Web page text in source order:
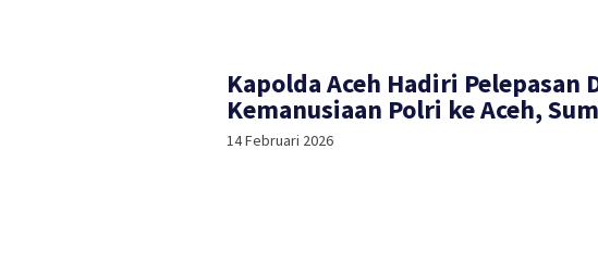
Kapolda Aceh Hadiri
Kemanusiaan Polri ke Aceh,
14 Februari 2026